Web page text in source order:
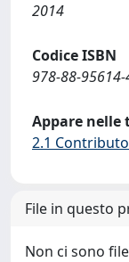
2014
Codice ISBN
978-88-95614-
Appare nelle
2.1
File in questo
Non ci sono